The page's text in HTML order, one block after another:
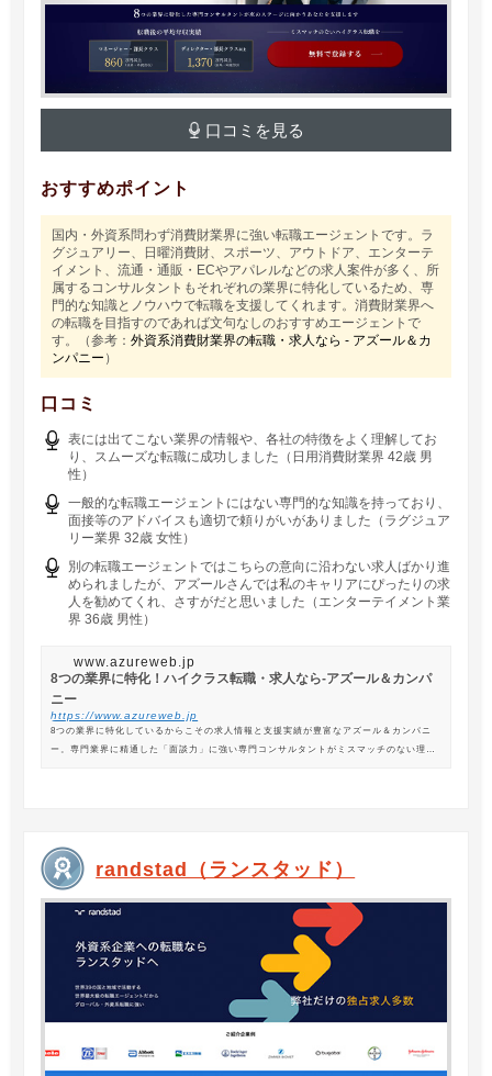
口コミを見る
おすすめポイント
国内・外資系問わず消費財業界に強い転職エージェントです。ラ
グジュアリー、日曜消費財、スポーツ、アウトドア、エンターテ
イメント、流通・通販・ECやアパレルなどの求人案件が多く、所
属するコンサルタントもそれぞれの業界に特化しているため、専
門的な知識とノウハウで転職を支援してくれます。消費財業界へ
の転職を目指すのであれば文句なしのおすすめエージェントで
す。（参考：外資系消費財業界の転職・求人なら - アズール＆カ
ンパニー ）
口コミ
表には出てこない業界の情報や、各社の特徴をよく理解してお
り、スムーズな転職に成功しました（日用消費財業界 42歳 男
性）
一般的な転職エージェントにはない専門的な知識を持っており、
面接等のアドバイスも適切で頼りがいがありました（ラグジュア
リー業界 32歳 女性）
別の転職エージェントではこちらの意向に沿わない求人ばかり進
められましたが、アズールさんでは私のキャリアにぴったりの求
人を勧めてくれ、さすがだと思いました（エンターテイメント業
界 36歳 男性）
www.azureweb.jp
8つの業界に特化！ハイクラス転職・求人なら-アズール＆カンパ
ニー
https://www.azureweb.jp
8つの業界に特化しているからこその求人情報と支援実績が豊富なアズール＆カンパニ
ー。専門業界に精通した「面談力」に強い専門コンサルタントがミスマッチのない理想
randstad（ランスタッド）